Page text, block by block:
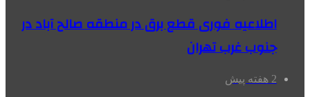
اطلاعیه فوری قطع برق در منطقه صالح آباد در
جنوب غرب تهران
2 هفته پیش